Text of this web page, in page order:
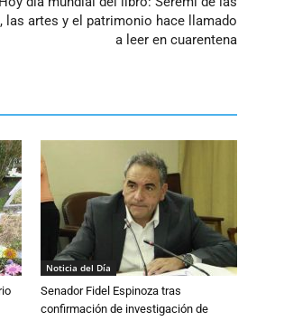
las artes y el patrimonio hace llamado
a leer en cuarentena
Noticia del Día
Senador Fidel Espinoza tras
confirmación de investigación de